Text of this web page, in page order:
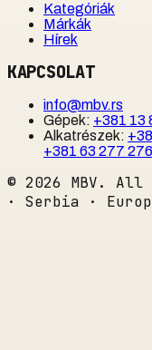
Kategóriák
Márkák
Hírek
KAPCSOLAT
info@mbv.rs
Gépek: +381 13
Alkatrészek:
+381 63 277 276
© 2026 MBV.
· Serbia ·